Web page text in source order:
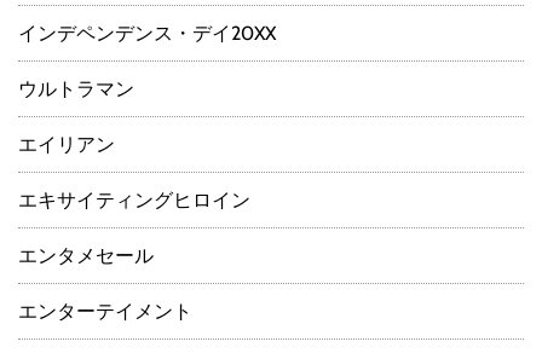
インデペンデンス・デイ20XX
ウルトラマン
エイリアン
エキサイティングヒロイン
エンタメセール
エンターテイメント